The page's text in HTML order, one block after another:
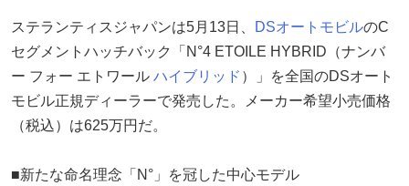
ステランティスジャパンは5月13日、 DSオートモビルのC
セグメントハッチバック「N°4 ETOILE HYBRID（ナンバ
ー フォー エトワール ハイブリッド ）」を全国のDSオート
モビル正規ディーラーで発売した。メーカー希望小売価格
（税込）は625万円だ。
■新たな命名理念「N°」を冠した中心モデル